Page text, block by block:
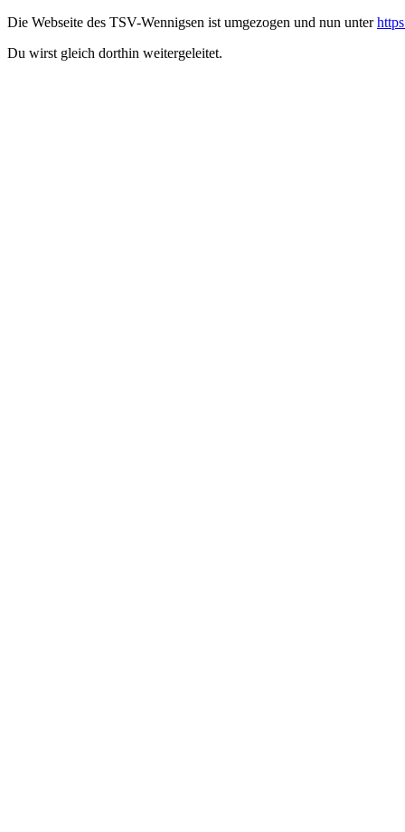
Die Webseite des TSV-Wennigsen ist umgezogen und nun unter
Du wirst gleich dorthin weitergeleitet.